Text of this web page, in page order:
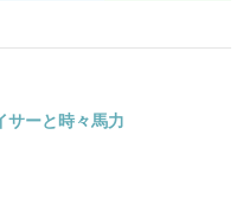
サーと時々馬力